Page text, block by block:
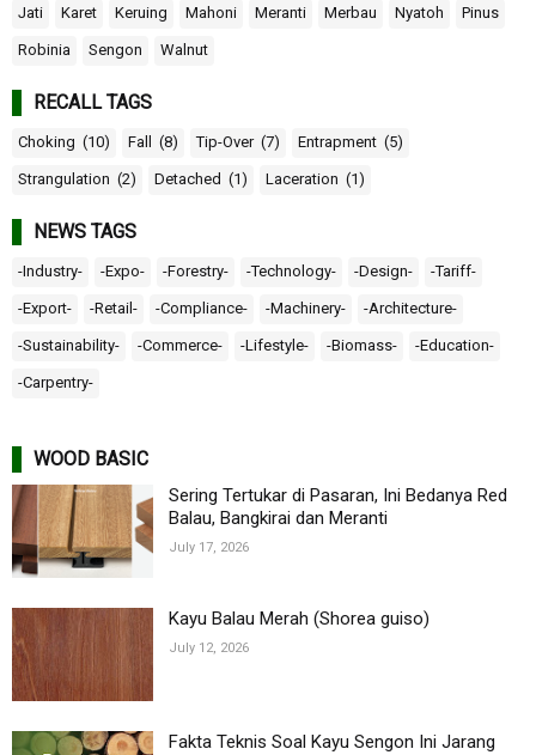
Jati Karet Keruing Mahoni Meranti Merbau Nyatoh Pinus
Robinia Sengon Walnut
RECALL TAGS
Choking (10) Fall (8) Tip-Over (7) Entrapment (5)
Strangulation (2) Detached (1) Laceration (1)
NEWS TAGS
-Industry- -Expo- -Forestry- -Technology- -Design- -Tariff-
-Export- -Retail- -Compliance- -Machinery- -Architecture-
-Sustainability- -Commerce- -Lifestyle- -Biomass- -Education-
-Carpentry-
WOOD BASIC
Sering Tertukar di Pasaran, Ini Bedanya Red
Balau, Bangkirai dan Meranti
July 17, 2026
Kayu Balau Merah (Shorea guiso)
July 12, 2026
Fakta Teknis Soal Kayu Sengon Ini Jarang